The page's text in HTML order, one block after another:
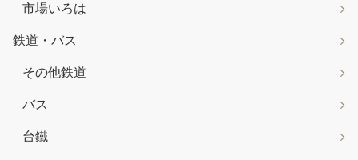
市場いろは
鉄道・バス
その他鉄道
バス
台鐵